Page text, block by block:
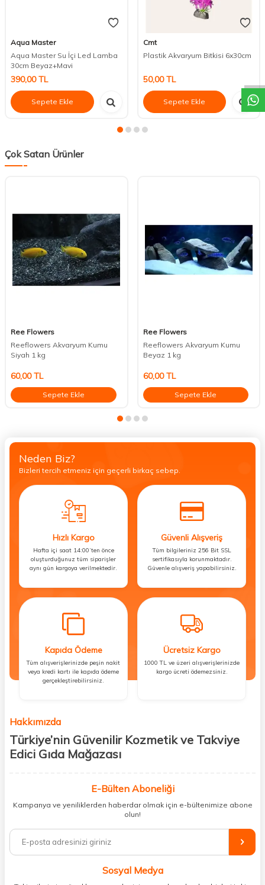
DESTEK
Aqua Master
Aqua Master Su İçi Led Lamba
30cm Beyaz+Mavi
390,00TL
Sepete Ekle
Cmt
Plastik Akvaryum Bitkisi 6x30cm
50,00TL
Sepete Ekle
Çok Satan Ürünler
Ree Flowers
Reeflowers Akvaryum Kumu
Siyah 1 kg
60,00TL
Sepete Ekle
Ree Flowers
Reeflowers Akvaryum Kumu
Beyaz 1 kg
60,00TL
Sepete Ekle
Neden Biz?
Bizleri tercih etmeniz için geçerli birkaç sebep.
Hızlı Kargo
Hafta içi saat 14:00’ten önce
oluşturduğunuz tüm siparişler
aynı gün kargoya verilmektedir.
Güvenli Alışveriş
Tüm bilgileriniz 256 Bit SSL
sertifikasıyla korunmaktadır.
Güvenle alışveriş yapabilirsiniz.
Kapıda Ödeme
Tüm alışverişlerinizde peşin nakit
veya kredi kartı ile kapıda ödeme
gerçekleştirebilirsiniz.
Ücretsiz Kargo
1000 TL ve üzeri alışverişlerinizde
kargo ücreti ödemezsiniz.
Hakkımızda
Türkiye’nin Güvenilir Kozmetik ve Takviye
Edici Gıda Mağazası
kişisel bakım hem de takviye edici gıda ürünlerini sizlerle
buluşturuyoruz. Artık mağaza mağaza dolaşmanıza gerek yok;
ihtiyacınız olan her şeyi tek bir çatı altında topluyor ve kapınıza kadar
%100 orijinal kozmetik ve sağlık ürünleriyle güzelliğinizi tamamlayabilir,
vücudunuzu desteklemek için güvenilir takviye edici gıdalara
minerallere kadar binlerce ürünü uygun fiyat ve hızlı kargo avantajıyla
E-Bülten Aboneliği
Kampanya ve yeniliklerden haberdar olmak için e-bültenimize abone
olun!
Sosyal Medya